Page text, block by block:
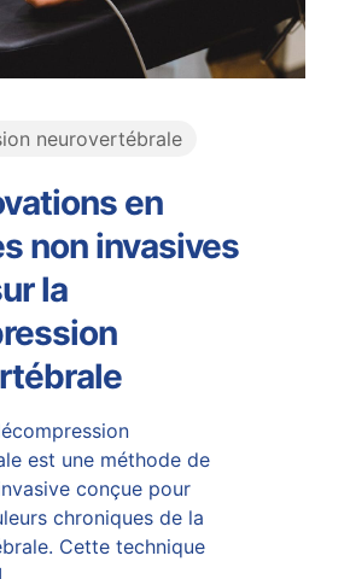
neurovertébrale
en
non invasives
la
est une méthode de
conçue pour
chroniques de la
Cette technique